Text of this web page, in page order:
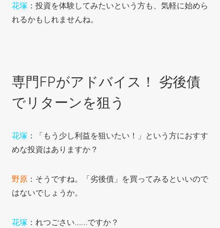
花塚 ：投資を体験してみたいという方も、気軽に始めら
れるかもしれませんね。
専門FPがアドバイス！ 劣後債
でリターンを狙う
花塚 ：「もう少し利益を狙いたい！」という方におすす
めな投資はありますか？
野原 ：そうですね。「劣後債」を買ってみるといいので
はないでしょうか。
花塚 ：れつごさい……ですか？